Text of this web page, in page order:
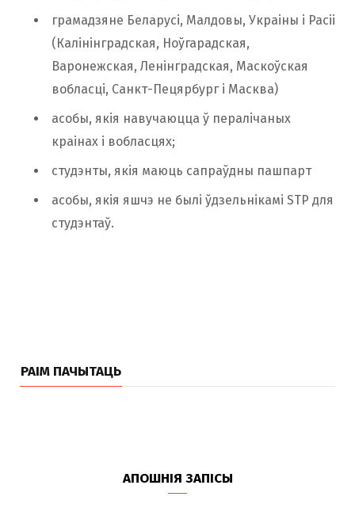
грамадзяне Беларусі, Малдовы, Украіны і Расіі
(Калінінградская, Ноўгарадская,
Варонежская, Ленінградская, Маскоўская
вобласці, Санкт-Пецярбург і Масква)
асобы, якія навучаюцца ў пералічаных
краінах і вобласцях;
студэнты, якія маюць сапраўдны пашпарт
асобы, якія яшчэ не былі ўдзельнікамі STP для
студэнтаў.
РАІМ ПАЧЫТАЦЬ
АПОШНІЯ ЗАПІСЫ